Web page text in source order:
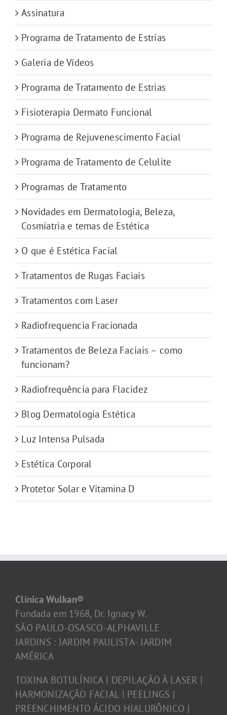
Assinatura
Programa de Tratamento de Estrias
Galeria de Vídeos
Programa de Tratamento de Estrias
Fisioterapia Dermato Funcional
Programa de Rejuvenescimento Facial
Programa de Tratamento de Celulite
Programas de Tratamento
Novidades em Dermatologia, Beleza,
Cosmiatria e temas de Estética
O que é Estética Facial
Tratamentos de Rugas Faciais
Tratamentos com Laser
Radiofrequencia Fracionada
Tratamentos de Beleza Faciais – como
funcionam?
Radiofrequência para Flacidez
Blog Dermatologia Estética
Luz Intensa Pulsada
Estética Corporal
Protetor Solar e Vitamina D
Clínica Wulkan®
Fundada em 1968, Dr. Ignacy W.
SÃO PAULO-OSASCO-ALPHAVILLE
JARDINS : JARDIM PAULISTA- JARDIM
AMÉRICA
TOXINA BOTULÍNICA | DEPILAÇÃO À LASER |
HARMONIZAÇÃO FACIAL | PEELINGS |
PREENCHIMENTO ÁCIDO HIALURÔNICO |